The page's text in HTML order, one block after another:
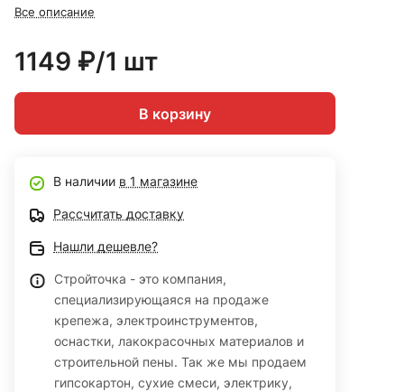
Все описание
1149 ₽/1 шт
В корзину
В наличии в 1 магазине
Рассчитать доставку
Нашли дешевле?
Стройточка - это компания,
специализирующаяся на продаже
крепежа, электроинструментов,
оснастки, лакокрасочных материалов и
строительной пены. Так же мы продаем
гипсокартон, сухие смеси, электрику,